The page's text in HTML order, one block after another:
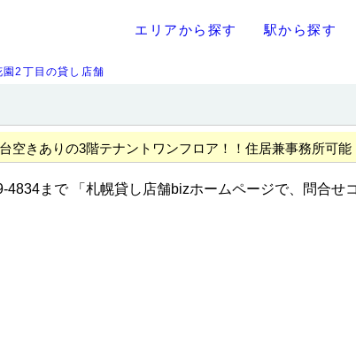
エリアから探す 駅から探す
園2丁目の貸し店舗
空きありの3階テナントワンフロア！！住居兼事務所可能
4834まで 「札幌貸し店舗bizホームページで、問合せ